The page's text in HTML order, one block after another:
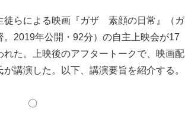
らによる映画『ガザ 素顔の日常』（ガ
2019年公開・92分）の自主上映会が17
た。上映後のアフタートークで、映画配
講演した。以下、講演要旨を紹介する。